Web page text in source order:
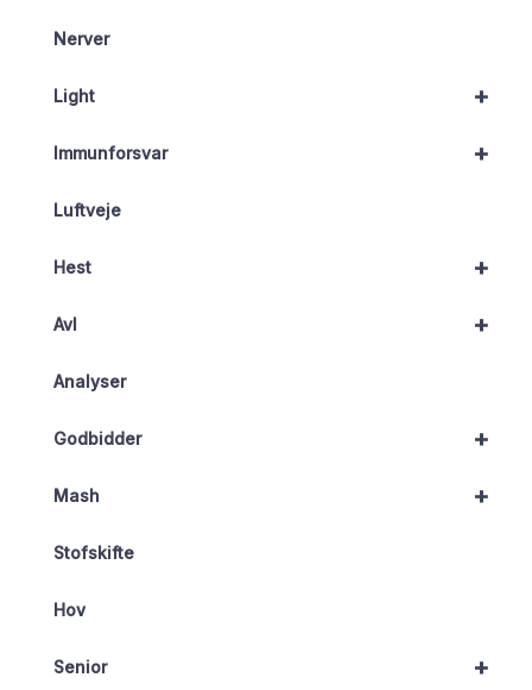
Nerver
+
Light
+
Immunforsvar
Luftveje
+
Hest
+
Avl
Analyser
+
Godbidder
+
Mash
Stofskifte
Hov
+
Senior